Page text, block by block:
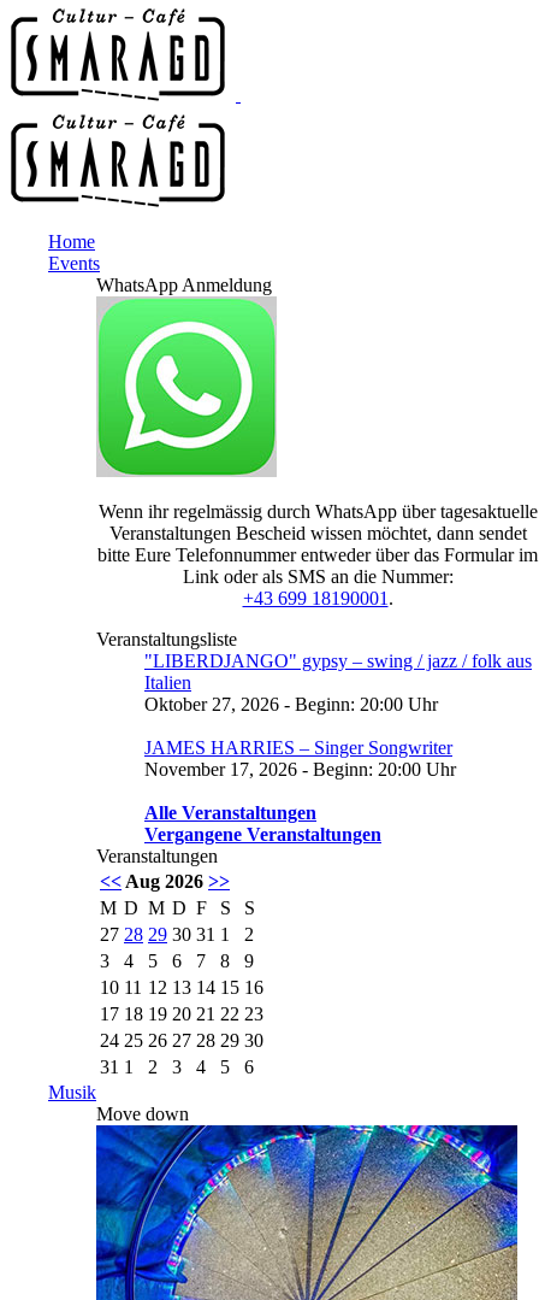
Home
Events
WhatsApp Anmeldung
Wenn ihr regelmässig durch WhatsApp über tagesaktuelle
Veranstaltungen Bescheid wissen möchtet, dann sendet
bitte Eure Telefonnummer entweder über das Formular im
Link oder als SMS an die Nummer:
+43 699 18190001 .
Veranstaltungsliste
"LIBERDJANGO" gypsy – swing / jazz / folk aus
Italien
Oktober 27, 2026 - Beginn: 20:00 Uhr
JAMES HARRIES – Singer Songwriter
November 17, 2026 - Beginn: 20:00 Uhr
Alle Veranstaltungen
Vergangene Veranstaltungen
Veranstaltungen
<< Aug 2026 >>
M D M D F S
S
27 28 29 30 31 1
2
3
4 5 6 7 8
9
10 11 12 13 14 15 16
17 18 19 20 21 22 23
24 25 26 27 28 29 30
31 1 2 3 4 5
6
Musik
Move down